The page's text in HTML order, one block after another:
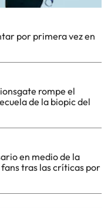
por primera vez en
rompe el
de la biopic del
en medio de la
tras las críticas por